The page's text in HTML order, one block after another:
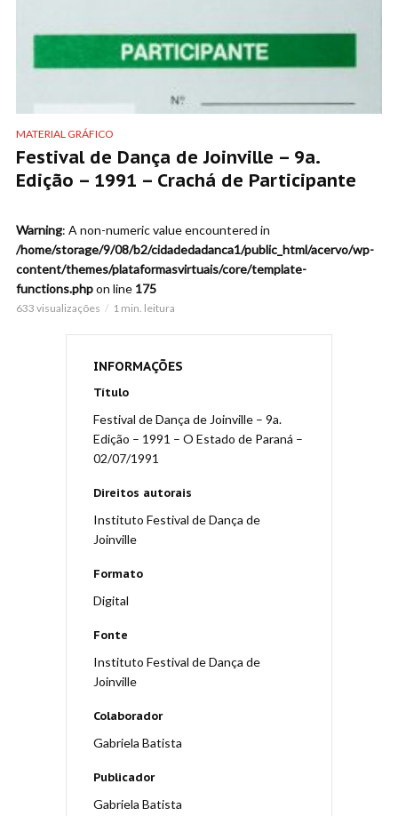
MATERIAL GRÁFICO
Festival de Dança de Joinville – 9a.
Edição – 1991 – Crachá de Participante
Warning: A non-numeric value encountered in
/home/storage/9/08/b2/cidadedadanca1/public_html/acervo/wp-
content/themes/plataformasvirtuais/core/template-
functions.phpon line 175
633 visualizações 1 min. leitura
INFORMAÇÕES
Título
Festival de Dança de Joinville – 9a.
Edição – 1991 – O Estado de Paraná –
02/07/1991
Direitos autorais
Instituto Festival de Dança de
Joinville
Formato
Digital
Fonte
Instituto Festival de Dança de
Joinville
Colaborador
Gabriela Batista
Publicador
Gabriela Batista